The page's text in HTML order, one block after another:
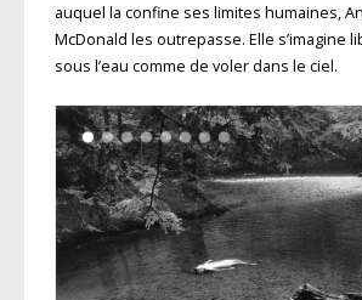
auquel la confine ses limites humaines,
McDonald les outrepasse. Elle s’imagine
sous l’eau comme de voler dans le ciel.